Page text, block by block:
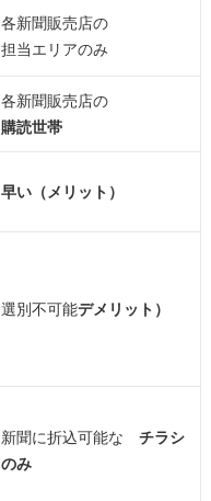
各新聞販売店の
担当エリアのみ
各新聞販売店の
購読世帯
早い（メリット）
選別不可能デメリット）
新聞に折込可能な チラシ
のみ